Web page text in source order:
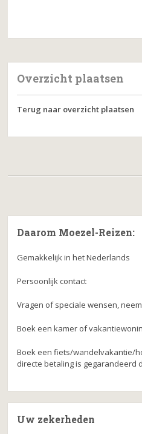
e
b
o
o
n
Overzicht plaatsen
Terug naar overzicht plaatsen
Daarom Moezel-Reizen:
Gemakkelijk in het Nederlands
Persoonlijk contact
Vragen of speciale wensen,
Boek een kamer of
Boek een fiets/wandelvakantie/
directe betaling is gegarandeerd
Uw zekerheden